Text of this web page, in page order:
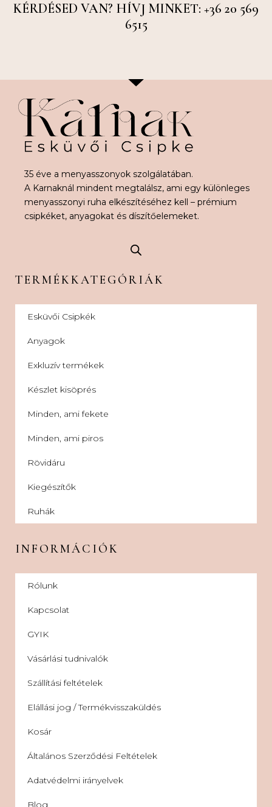
KÉRDÉSED VAN? HÍVJ MINKET: +36 20 569
6515
35 éve a menyasszonyok szolgálatában.
A Karnaknál mindent megtalálsz, ami egy különleges
menyasszonyi ruha elkészítéséhez kell – prémium
csipkéket, anyagokat és díszítőelemeket.
TERMÉKKATEGÓRIÁK
Esküvői Csipkék
Anyagok
Exkluzív termékek
Készlet kisöprés
Minden, ami fekete
Minden, ami piros
Rövidáru
Kiegészítők
Ruhák
INFORMÁCIÓK
Rólunk
Kapcsolat
GYIK
Vásárlási tudnivalók
Szállítási feltételek
Elállási jog / Termékvisszaküldés
Kosár
Általános Szerződési Feltételek
Adatvédelmi irányelvek
Blog